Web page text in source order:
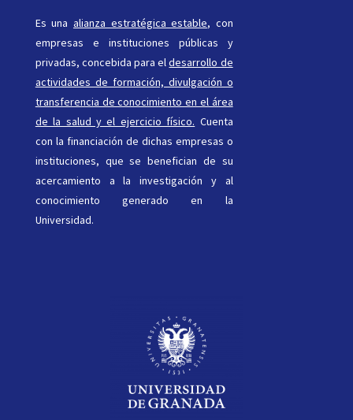
Es una alianza estratégica estable, con
empresas e instituciones públicas y
privadas, concebida para eldesarrollo de
actividades de formación, divulgación o
transferencia de conocimiento en el área
de la salud y el ejercicio físico. Cuenta
con la financiación de dichas empresas o
instituciones, que se benefician de su
acercamiento a la investigación y al
conocimiento generado en la
Universidad.